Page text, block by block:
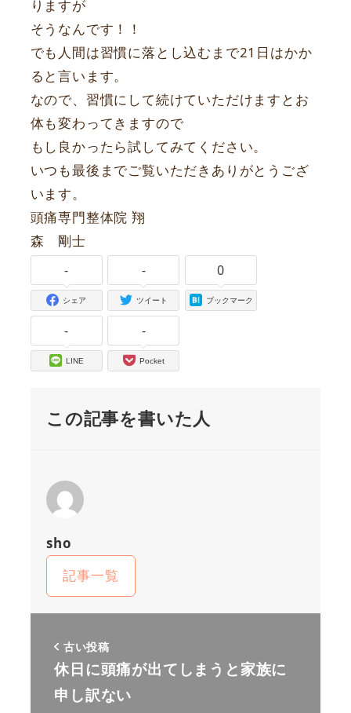
りますが
そうなんです！！
でも人間は習慣に落とし込むまで21日はかか
ると言います。
なので、習慣にして続けていただけますとお
体も変わってきますので
もし良かったら試してみてください。
いつも最後までご覧いただきありがとうござ
います。
頭痛専門整体院 翔
森 剛士
-
シェア
-
ツイート
0
ブックマーク
-
LINE
-
Pocket
この記事を書いた人
sho
記事一覧
古い投稿
休日に頭痛が出てしまうと家族に
申し訳ない